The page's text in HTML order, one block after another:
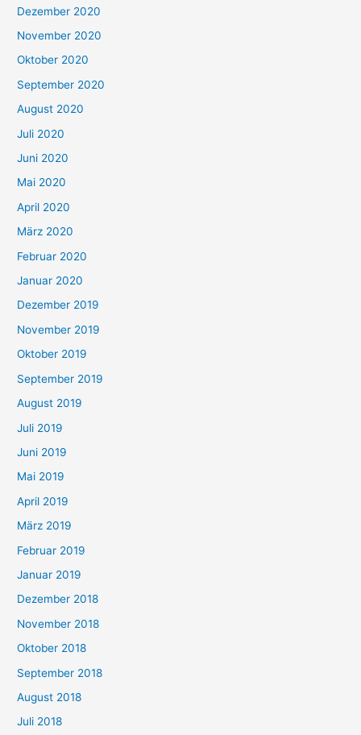
Dezember 2020
November 2020
Oktober 2020
September 2020
August 2020
Juli 2020
Juni 2020
Mai 2020
April 2020
März 2020
Februar 2020
Januar 2020
Dezember 2019
November 2019
Oktober 2019
September 2019
August 2019
Juli 2019
Juni 2019
Mai 2019
April 2019
März 2019
Februar 2019
Januar 2019
Dezember 2018
November 2018
Oktober 2018
September 2018
August 2018
Juli 2018